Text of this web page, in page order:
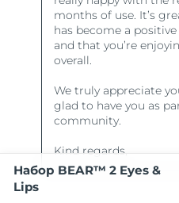
Набор BEAR™ 2 Eyes &
Lips